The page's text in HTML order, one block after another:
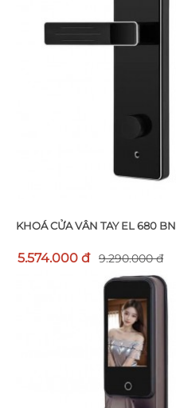
KHOÁ CỬA VÂN TAY EL 680 BN
5.574.000 đ 9.290.000 đ